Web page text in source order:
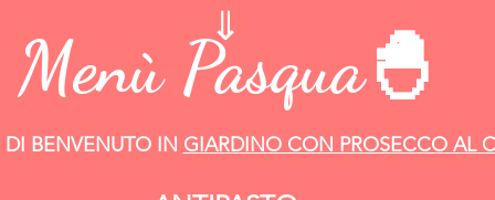
⇓
Menù Pasqua🐣
DI BENVENUTO IN GIARDINO CON PROSECCO AL